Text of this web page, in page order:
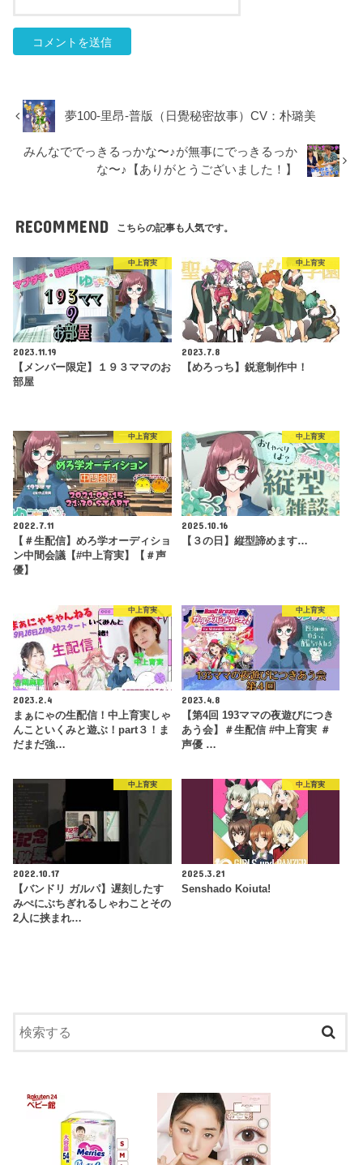
夢100-里昂-普版（日覺秘密故事）CV：朴璐美
みんなででっきるっかな〜♪が無事にでっきるっか
な〜♪【ありがとうございました！】
RECOMMEND こちらの記事も人気です。
中上育実
2023.11.19
【メンバー限定】１９３ママのお
部屋
中上育実
2023.7.8
【めろっち】鋭意制作中！
中上育実
2022.7.11
【＃生配信】めろ学オーディショ
ン中間会議【#中上育実】【＃声
優】
中上育実
2025.10.16
【３の日】縦型諦めます…
中上育実
2023.2.4
まぁにゃの生配信！中上育実しゃ
んこといくみと遊ぶ！part３！ま
だまだ強…
中上育実
2023.4.8
【第4回 193ママの夜遊びにつき
あう会】＃生配信 #中上育実 ＃
声優 …
中上育実
2022.10.17
【バンドリ ガルパ】遅刻したす
みぺにぶちぎれるしゃわことその
2人に挟まれ…
中上育実
2025.3.21
Senshado Koiuta!